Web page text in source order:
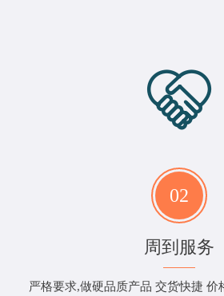
02
周到服务
严格要求,做硬品质产品 交货快捷 价